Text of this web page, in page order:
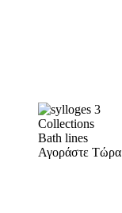
Collections
Bath lines
Αγοράστε Τώρα